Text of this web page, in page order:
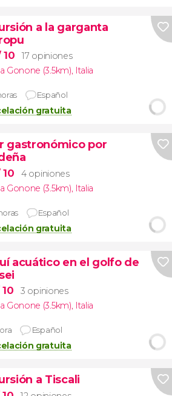
a la garganta
10
17 opiniones
Gonone (3.5km), Italia
Español
gratuita
gastronómico por
10
4 opiniones
Gonone (3.5km), Italia
Español
gratuita
acuático en el golfo de
3 opiniones
Gonone (3.5km), Italia
Español
gratuita
a Tiscali